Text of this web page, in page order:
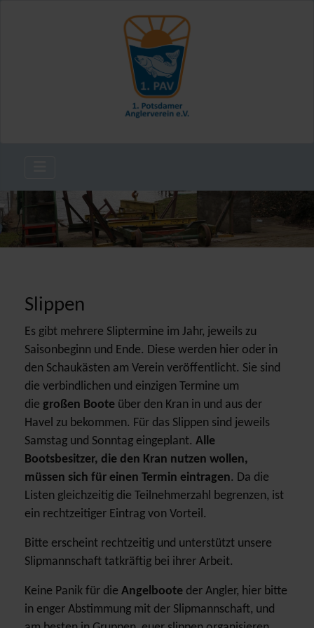
Slippen
Es gibt mehrere Sliptermine im Jahr, jeweils zu
Saisonbeginn und Ende. Diese werden hier oder in
den Schaukästen am Verein veröffentlicht. Sie sind
die verbindlichen und einzigen Termine um
die großen Boote über den Kran in und aus der
Havel zu bekommen. Für das Slippen sind jeweils
Samstag und Sonntag eingeplant.Alle
Bootsbesitzer, die den Kran nutzen wollen,
müssen sich für einen Termin eintragen. Da die
Listen gleichzeitig die Teilnehmerzahl begrenzen, ist
ein rechtzeitiger Eintrag von Vorteil.
Bitte erscheint rechtzeitig und unterstützt unsere
Slipmannschaft tatkräftig bei ihrer Arbeit.
Keine Panik für dieAngelboote der Angler, hier bitte
in enger Abstimmung mit der Slipmannschaft, und